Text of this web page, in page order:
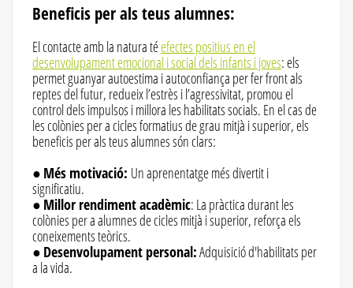
Beneficis per als teus alumnes:
El contacte amb la natura téefectes positius en el
desenvolupament emocional i social dels infants i joves: els
permet guanyar autoestima i autoconfiança per fer front als
reptes del futur, redueix l’estrès i l’agressivitat, promou el
control dels impulsos i millora les habilitats socials. En el cas de
les colònies per a cicles formatius de grau mitjà i superior, els
beneficis per als teus alumnes són clars:
● Més motivació: Un aprenentatge més divertit i
significatiu.
● Millor rendiment acadèmic: La pràctica durant les
colònies per a alumnes de cicles mitjà i superior, reforça els
coneixements teòrics.
● Desenvolupament personal:Adquisició d'habilitats per
a la vida.